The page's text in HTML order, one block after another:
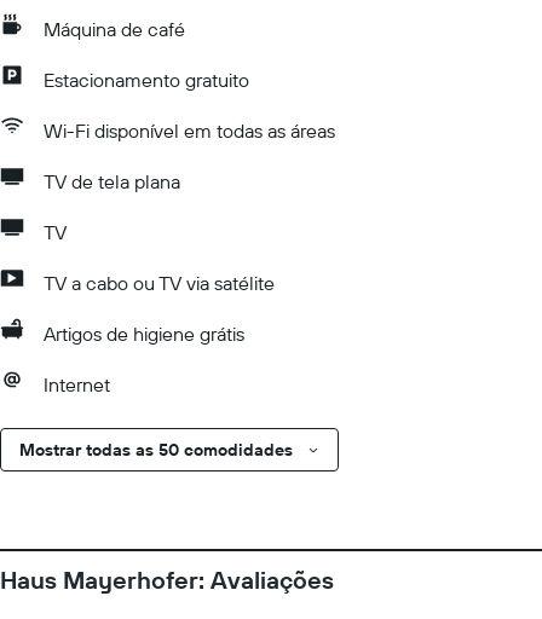
Máquina de café
Estacionamento gratuito
Wi-Fi disponível em todas as áreas
TV de tela plana
TV
TV a cabo ou TV via satélite
Artigos de higiene grátis
Internet
Mostrar todas as 50 comodidades
Haus Mayerhofer: Avaliações